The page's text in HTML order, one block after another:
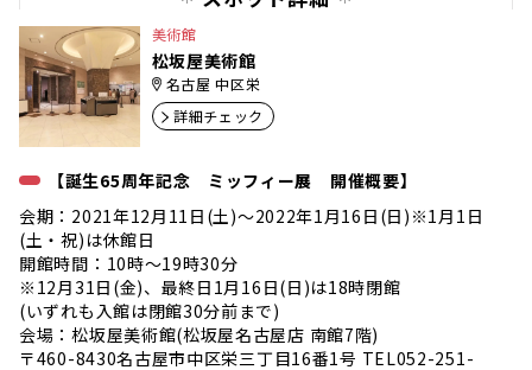
美術館
松坂屋美術館
名古屋 中区栄
詳細チェック
【誕生65周年記念 ミッフィー展 開催概要】
会期：2021年12月11日(土)〜2022年1月16日(日)※1月1日
(土・祝)は休館日
開館時間：10時〜19時30分
※12月31日(金)、最終日1月16日(日)は18時閉館
(いずれも入館は閉館30分前まで)
会場：松坂屋美術館(松坂屋名古屋店 南館7階)
〒460-8430名古屋市中区栄三丁目16番1号 TEL052-251-